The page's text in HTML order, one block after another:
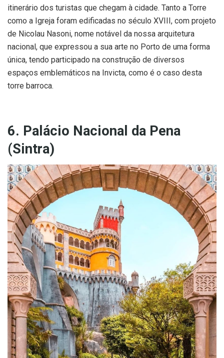
itinerário dos turistas que chegam à cidade. Tanto a Torre
como a Igreja foram edificadas no século XVIII, com projeto
de Nicolau Nasoni, nome notável da nossa arquitetura
nacional, que expressou a sua arte no Porto de uma forma
única, tendo participado na construção de diversos
espaços emblemáticos na Invicta, como é o caso desta
torre barroca.
6. Palácio Nacional da Pena
(Sintra)